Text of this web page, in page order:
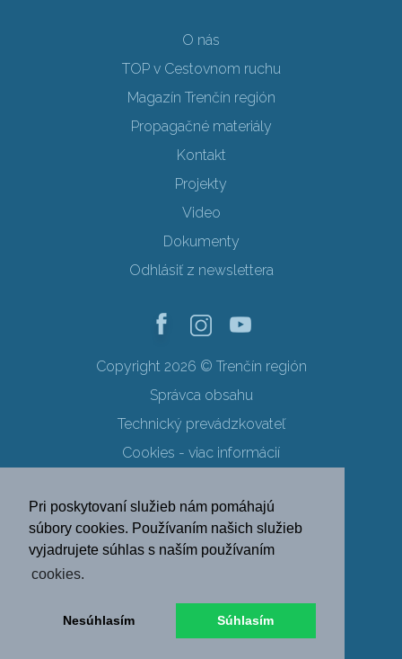
Pri poskytovaní služieb nám pomáhajú
súbory cookies. Používaním našich služieb
vyjadrujete súhlas s naším používaním
cookies.
Nesúhlasím Súhlasím
O nás
TOP v Cestovnom ruchu
Magazín Trenčín región
Propagačné materiály
Kontakt
Projekty
Video
Dokumenty
Odhlásiť z newslettera
Copyright 2026 © Trenčín región
Správca obsahu
Technický prevádzkovateľ
Cookies - viac informácií
Ochrana osobných údajov
SK EN DE
PL